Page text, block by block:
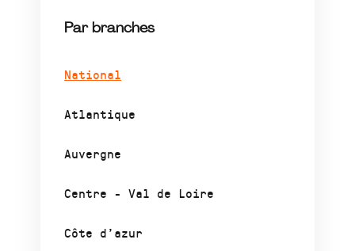
Par branches
National
Atlantique
Auvergne
Centre - Val de Loire
Côte d’azur